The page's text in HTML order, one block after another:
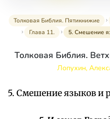
Толковая Библия. Пятикнижие
Глава 11.
5. Смешение
Толковая Библия.
Лопухин,
5. Смешение языков и